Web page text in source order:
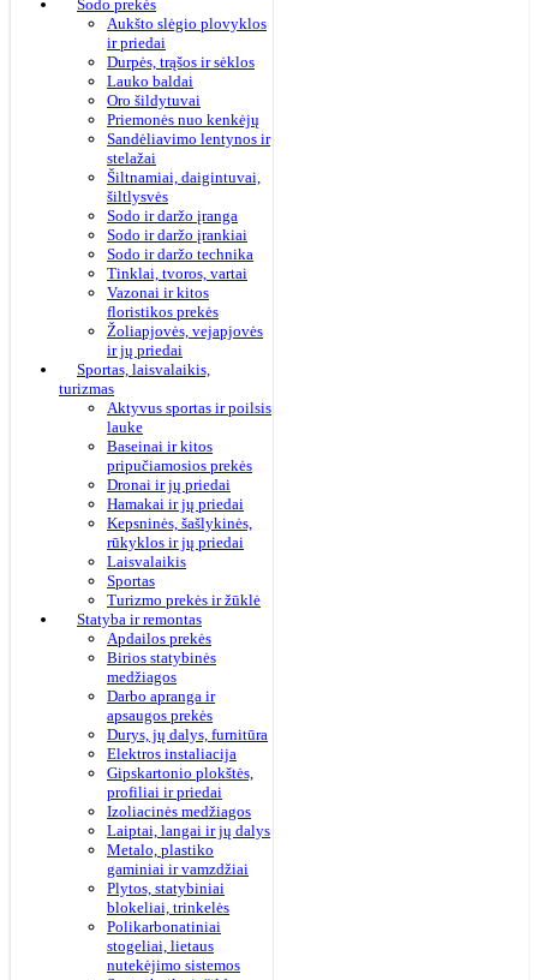
Sodo prekės
Aukšto slėgio plovyklos
ir priedai
Durpės, trąšos ir sėklos
Lauko baldai
Oro šildytuvai
Priemonės nuo kenkėjų
Sandėliavimo lentynos ir
stelažai
Šiltnamiai, daigintuvai,
šiltlysvės
Sodo ir daržo įranga
Sodo ir daržo įrankiai
Sodo ir daržo technika
Tinklai, tvoros, vartai
Vazonai ir kitos
floristikos prekės
Žoliapjovės, vejapjovės
ir jų priedai
Sportas, laisvalaikis,
turizmas
Aktyvus sportas ir poilsis
lauke
Baseinai ir kitos
pripučiamosios prekės
Dronai ir jų priedai
Hamakai ir jų priedai
Kepsninės, šašlykinės,
rūkyklos ir jų priedai
Laisvalaikis
Sportas
Turizmo prekės ir žūklė
Statyba ir remontas
Apdailos prekės
Birios statybinės
medžiagos
Darbo apranga ir
apsaugos prekės
Durys, jų dalys, furnitūra
Elektros instaliacija
Gipskartonio plokštės,
profiliai ir priedai
Izoliacinės medžiagos
Laiptai, langai ir jų dalys
Metalo, plastiko
gaminiai ir vamzdžiai
Plytos, statybiniai
blokeliai, trinkelės
Polikarbonatiniai
stogeliai, lietaus
nutekėjimo sistemos